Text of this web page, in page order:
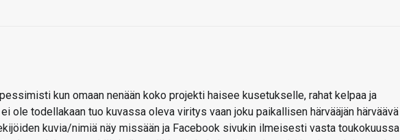
kun omaan nenään koko projekti haisee kusetukselle, rahat kelpaa ja
ole todellakaan tuo kuvassa oleva viritys vaan joku paikallisen härvääjän härväävä
kuvia/nimiä näy missään ja Facebook sivukin ilmeisesti vasta toukokuussa